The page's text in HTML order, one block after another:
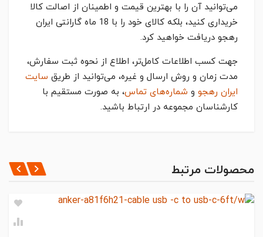
می‌توانید آن را با بهترین قیمت و اطمینان از اصالت کالا
خریداری کنید، بلکه کالای خود را با 18 ماه گارانتی ایران
رهجو دریافت خواهید کرد.
جهت کسب اطلاعات کامل‌تر، اطلاع از نحوه ثبت سفارش،
مدت زمان و روش ارسال و غیره، می‌توانید از طریق سایت
ایران رهجو و شماره‌های تماس، به صورت مستقیم با
کارشناسان مجموعه در ارتباط باشید.
USB Type-C ,
1.8m
ثبت نظر
نظر شما
محصولات مرتبط